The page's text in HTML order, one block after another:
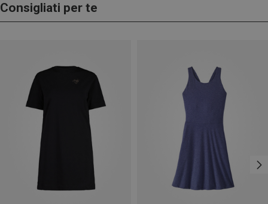
Consigliati per te